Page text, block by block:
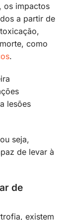
os impactos
a partir de
como
.
lesões
seja,
de levar à
de
existem